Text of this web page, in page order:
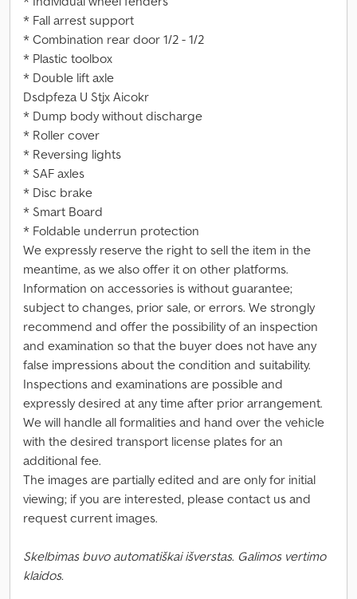
* Fall arrest support
* Combination rear door 1/2 - 1/2
* Plastic toolbox
* Double lift axle
Dsdpfeza U Stjx Aicokr
* Dump body without discharge
* Roller cover
* Reversing lights
* SAF axles
* Disc brake
* Smart Board
* Foldable underrun protection
We expressly reserve the right to sell the item in the
meantime, as we also offer it on other platforms.
Information on accessories is without guarantee;
subject to changes, prior sale, or errors. We strongly
recommend and offer the possibility of an inspection
and examination so that the buyer does not have any
false impressions about the condition and suitability.
Inspections and examinations are possible and
expressly desired at any time after prior arrangement.
We will handle all formalities and hand over the vehicle
with the desired transport license plates for an
additional fee.
The images are partially edited and are only for initial
viewing; if you are interested, please contact us and
request current images.
Skelbimas buvo automatiškai išverstas. Galimos vertimo
klaidos.